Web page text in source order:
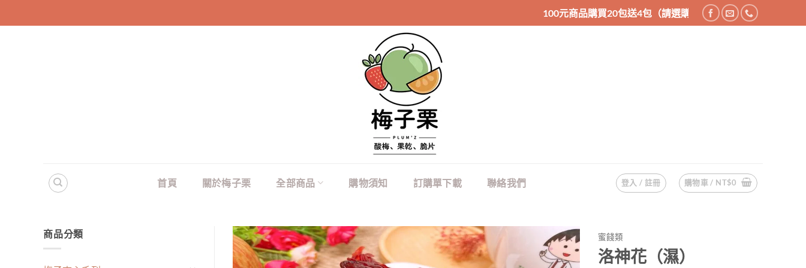
100元商品購買20包送4包（請選購24件商品），200元商品購買10包送2包（請
首頁 關於梅子栗 全部商品 購物須知 訂購單下載 聯絡我們 登入 / 註冊 購物車 / NT$0
商品分類 蜜餞類
洛神花（濕）